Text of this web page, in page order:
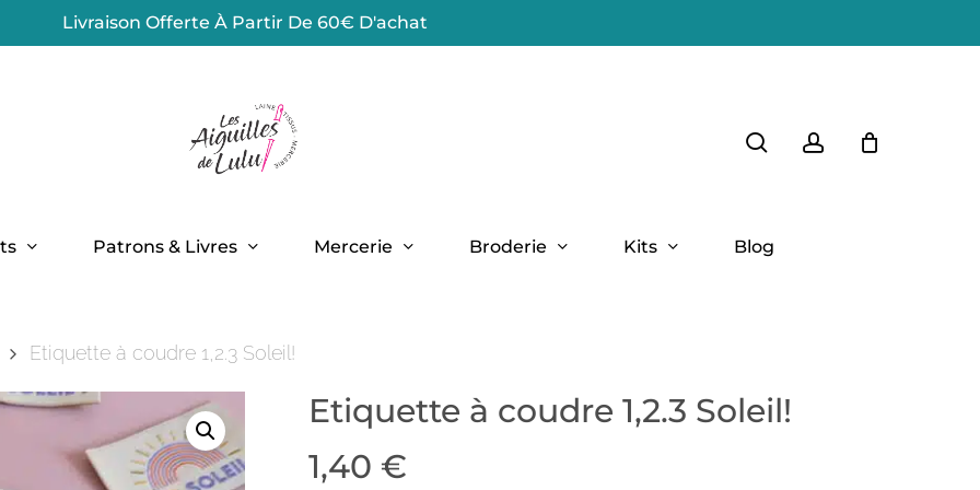
Livraison Offerte À Partir De 60€ D'achat
Patrons & Livres Mercerie Broderie Kits Blog
Panier Close
Etiquette à coudre 1,2.3 Soleil!
Etiquette à coudre 1,2.3 Soleil!
1,40 €